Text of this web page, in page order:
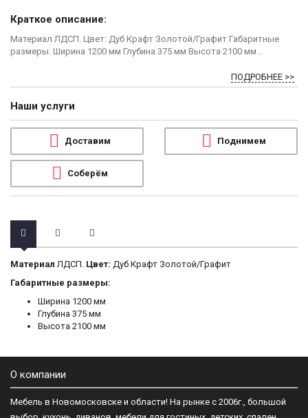
Краткое описание:
Материал ЛДСП. Цвет: Дуб Крафт Золотой/Графит Габаритные
размеры: Ширина 1200 мм Глубина 375 мм Высота 2100 мм ..
ПОДРОБНЕЕ >>
Наши услуги
Доставим Поднимем
Соберём
Материал ЛДСП. Цвет: Дуб Крафт Золотой/Графит
Габаритные размеры:
Ширина 1200 мм
Глубина 375 мм
Высота 2100 мм
О компании
Мебель в Новомосковске и области! На рынке с 2006г., большой